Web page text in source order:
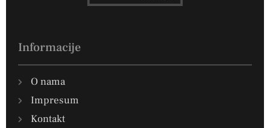
Informacije
O nama
Impresum
Kontakt